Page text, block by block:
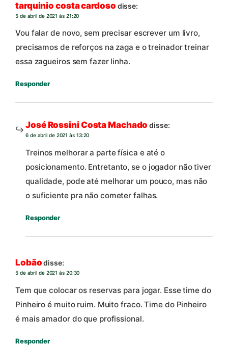
tarquinio costa cardoso disse:
5 de abril de 2021 às 21:20
Vou falar de novo, sem precisar escrever um livro,
precisamos de reforços na zaga e o treinador treinar
essa zagueiros sem fazer linha.
Responder
José Rossini Costa Machado disse:
6 de abril de 2021 às 13:20
Treinos melhorar a parte física e até o
posicionamento. Entretanto, se o jogador não tiver
qualidade, pode até melhorar um pouco, mas não
o suficiente pra não cometer falhas.
Responder
Lobão disse:
5 de abril de 2021 às 20:30
Tem que colocar os reservas para jogar. Esse time do
Pinheiro é muito ruim. Muito fraco. Time do Pinheiro
é mais amador do que profissional.
Responder